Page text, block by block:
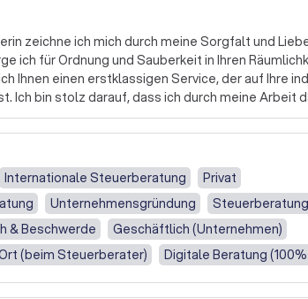
zeichne ich mich durch meine Sorgfalt und
ich für Ordnung und Sauberkeit in Ihren
Ihnen einen erstklassigen Service, der auf Ihre
Ich bin stolz darauf, dass ich durch meine Arbeit
Umgebung zu schaffen, in der Sie sich
meine Kenntnisse und Fähigkeiten zu
zu bieten. Kontaktieren Sie mich noch heute,
Internationale Steuerberatung
Privat
Unternehmensgründung
Steuerberatung
& Beschwerde
Geschäftlich (Unternehmen)
(beim Steuerberater) Digitale Beratung